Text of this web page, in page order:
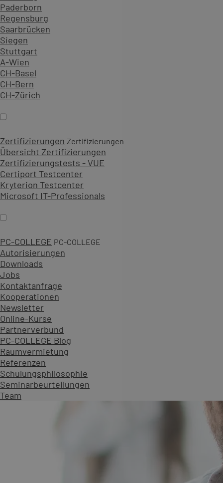
Paderborn
Regensburg
Saarbrücken
Siegen
Stuttgart
A-Wien
CH-Basel
CH-Bern
CH-Zürich
Zertifizierungen Zertifizierungen
Übersicht Zertifizierungen
Zertifizierungstests - VUE
Certiport Testcenter
Kryterion Testcenter
Microsoft IT-Professionals
PC-COLLEGE PC-COLLEGE
Autorisierungen
Downloads
Jobs
Kontaktanfrage
Kooperationen
Newsletter
Online-Kurse
Partnerverbund
PC-COLLEGE Blog
Raumvermietung
Referenzen
Schulungsphilosophie
Seminarbeurteilungen
Team
Benötigen Sie Hilfe?